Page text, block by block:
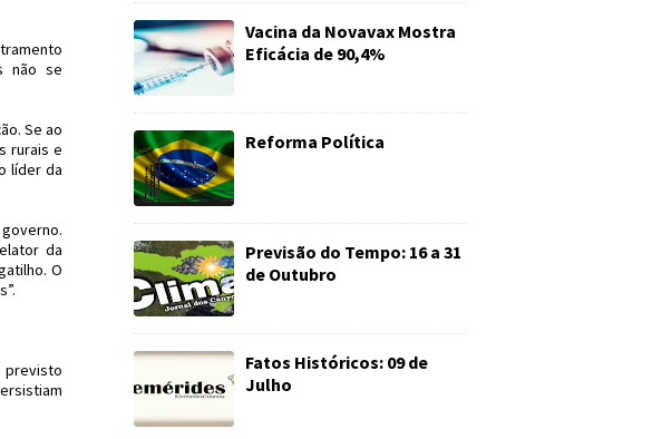
não se
Se ao
rurais e
líder da
da
O
previsto
Vacina da Novavax Mostra
Eficácia de 90,4%
Reforma Política
Previsão do Tempo: 16 a 31
de Outubro
Fatos Históricos: 09 de
Julho